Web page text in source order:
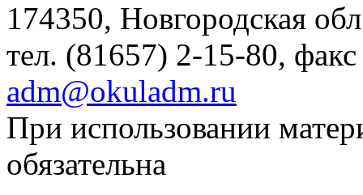
174350, Новгородская
тел. (81657) 2-15-80,
adm@okuladm.ru
При использовании
обязательна